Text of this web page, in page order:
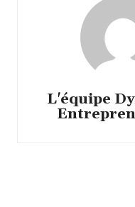
L'équipe